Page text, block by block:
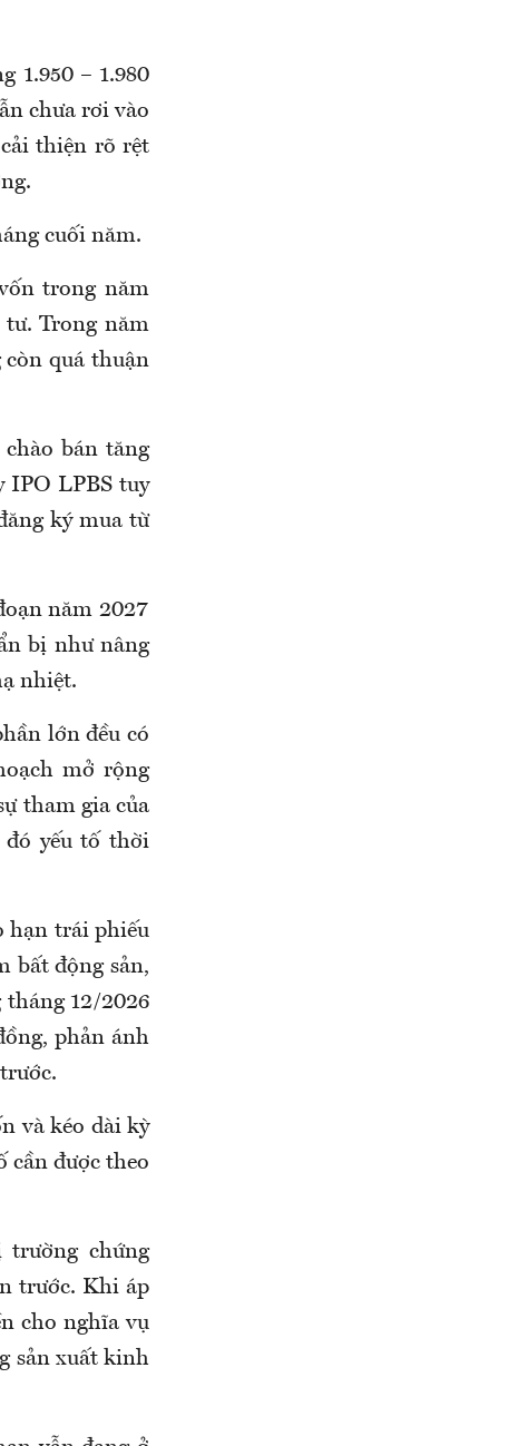
1.950 – 1.980
chưa rơi vào
thiện rõ rệt
cuối năm.
trong năm
Trong năm
quá thuận
bán tăng
IPO LPBS tuy
ký mua từ
năm 2027
bị như nâng
nhiệt.
lớn đều có
mở rộng
tham gia của
đó yếu tố thời
hạn trái phiếu
bất động sản,
tháng 12/2026
phản ánh
và kéo dài kỳ
cần được theo
chứng
trước. Khi áp
cho nghĩa vụ
sản xuất kinh